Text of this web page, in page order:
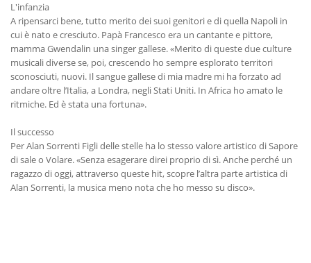
L'infanzia
A ripensarci bene, tutto merito dei suoi genitori e di quella Napoli in
cui è nato e cresciuto. Papà Francesco era un cantante e pittore,
mamma Gwendalin una singer gallese. «Merito di queste due culture
musicali diverse se, poi, crescendo ho sempre esplorato territori
sconosciuti, nuovi. Il sangue gallese di mia madre mi ha forzato ad
andare oltre l’Italia, a Londra, negli Stati Uniti. In Africa ho amato le
ritmiche. Ed è stata una fortuna».
Il successo
Per Alan Sorrenti Figli delle stelle ha lo stesso valore artistico di Sapore
di sale o Volare. «Senza esagerare direi proprio di sì. Anche perché un
ragazzo di oggi, attraverso queste hit, scopre l’altra parte artistica di
Alan Sorrenti, la musica meno nota che ho messo su disco».